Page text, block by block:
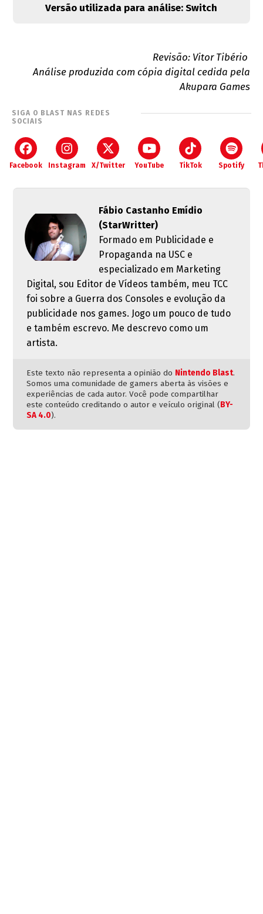
Versão utilizada para análise: Switch
Revisão: Vitor Tibério
Análise produzida com cópia digital cedida pela
Akupara Games
SIGA O BLAST NAS REDES
SOCIAIS
Facebook Instagram X/Twitter YouTube TikTok Spotify
Fábio Castanho Emídio
(StarWritter)
Formado em Publicidade e
Propaganda na USC e
especializado em Marketing
Digital, sou Editor de Vídeos também, meu TCC
foi sobre a Guerra dos Consoles e evolução da
publicidade nos games. Jogo um pouco de tudo
e também escrevo. Me descrevo como um
artista.
Este texto não representa a opinião do Nintendo Blast.
Somos uma comunidade de gamers aberta às visões e
experiências de cada autor. Você pode compartilhar
este conteúdo creditando o autor e veículo original (BY-
SA 4.0).